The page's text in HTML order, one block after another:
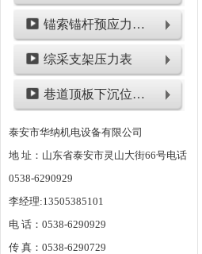
锚索锚杆预应力检测设备
综采支架压力表
巷道顶板下沉位移类仪表
泰安市华纳机电设备有限公司
地 址：山东省泰安市灵山大街66号电话
0538-6290929
李经理:13505385101
电 话：0538-6290929
传 真：0538-6290729